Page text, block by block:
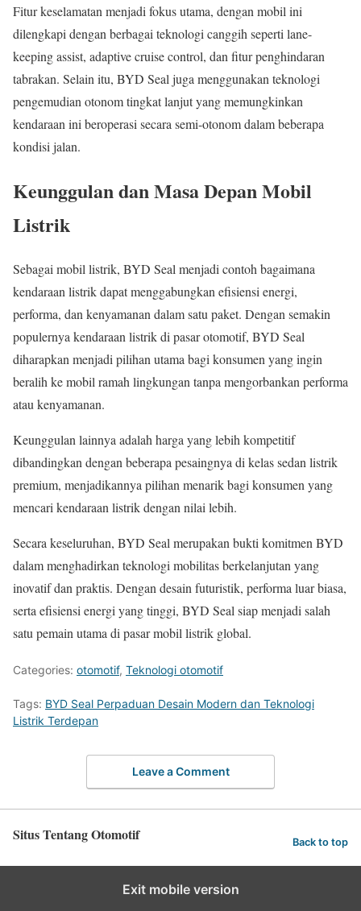
Fitur keselamatan menjadi fokus utama, dengan mobil ini
dilengkapi dengan berbagai teknologi canggih seperti lane-
keeping assist, adaptive cruise control, dan fitur penghindaran
tabrakan. Selain itu, BYD Seal juga menggunakan teknologi
pengemudian otonom tingkat lanjut yang memungkinkan
kendaraan ini beroperasi secara semi-otonom dalam beberapa
kondisi jalan.
Keunggulan dan Masa Depan Mobil
Listrik
Sebagai mobil listrik, BYD Seal menjadi contoh bagaimana
kendaraan listrik dapat menggabungkan efisiensi energi,
performa, dan kenyamanan dalam satu paket. Dengan semakin
populernya kendaraan listrik di pasar otomotif, BYD Seal
diharapkan menjadi pilihan utama bagi konsumen yang ingin
beralih ke mobil ramah lingkungan tanpa mengorbankan performa
atau kenyamanan.
Keunggulan lainnya adalah harga yang lebih kompetitif
dibandingkan dengan beberapa pesaingnya di kelas sedan listrik
premium, menjadikannya pilihan menarik bagi konsumen yang
mencari kendaraan listrik dengan nilai lebih.
Secara keseluruhan, BYD Seal merupakan bukti komitmen BYD
dalam menghadirkan teknologi mobilitas berkelanjutan yang
inovatif dan praktis. Dengan desain futuristik, performa luar biasa,
serta efisiensi energi yang tinggi, BYD Seal siap menjadi salah
satu pemain utama di pasar mobil listrik global.
Categories: otomotif, Teknologi otomotif
Tags: BYD Seal Perpaduan Desain Modern dan Teknologi
Listrik Terdepan
Leave a Comment
Situs Tentang Otomotif Back to top
Exit mobile version